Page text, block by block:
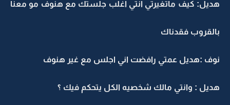
هديل: كيف ماتغيرتي انتي اغلب جلستك مع هنوف مو معنا
بالقروب فقدناك
نوف :هديل عمتي رافضت اني اجلس مع غير هنوف
هديل : وانتي مالك شخصيه الكل يتحكم فيك ؟